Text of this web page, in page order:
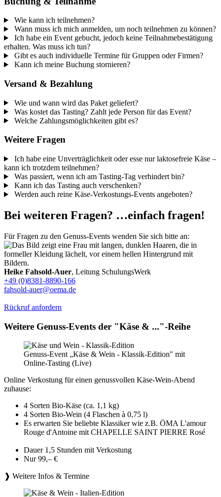
Wie kann ich teilnehmen?
Wann muss ich mich anmelden, um noch teilnehmen zu können?
Ich habe ein Event gebucht, jedoch keine Teilnahmebestätigung
erhalten. Was muss ich tun?
Gibt es auch individuelle Termine für Gruppen oder Firmen?
Kann ich meine Buchung stornieren?
Versand & Bezahlung
Wie und wann wird das Paket geliefert?
Was kostet das Tasting? Zahlt jede Person für das Event?
Welche Zahlungsmöglichkeiten gibt es?
Weitere Fragen
Ich habe eine Unverträglichkeit oder esse nur laktosefreie Käse –
kann ich trotzdem teilnehmen?
Was passiert, wenn ich am Tasting-Tag verhindert bin?
Kann ich das Tasting auch verschenken?
Werden auch reine Käse-Verkostungs-Events angeboten?
Bei weiteren Fragen? …einfach fragen!
Für Fragen zu den Genuss-Events wenden Sie sich bitte an:
Heike Fahsold-Auer, Leitung SchulungsWerk
+49 (0)8381-8890-166
fahsold-auer@oema.de
Rückruf anfordern
Weitere Genuss-Events der "Käse & ..."-Reihe
Genuss-Event „Käse & Wein - Klassik-Edition" mit
Online-Tasting (Live)
Online Verkostung für einen genussvollen Käse-Wein-Abend
zuhause:
4 Sorten Bio-Käse (ca. 1,1 kg)
4 Sorten Bio-Wein (4 Flaschen à 0,75 l)
Es erwarten Sie beliebte Klassiker wie z.B. ÖMA L'amour
Rouge d'Antoine mit CHAPELLE SAINT PIERRE Rosé
Dauer 1,5 Stunden mit Verkostung
Nur 99,– €
❱ Weitere Infos & Termine